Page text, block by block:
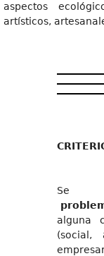
aspectos
artísticos,
Se
alguna
(social,